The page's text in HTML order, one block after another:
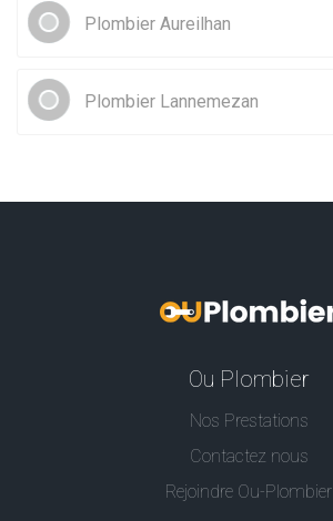
Plombier Aureilhan
Plombier Lannemezan
Ou Plombier
Nos Prestations
Contactez nous
Rejoindre Ou-Plombier